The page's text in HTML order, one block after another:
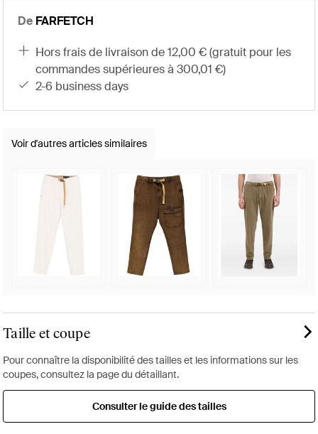
De FARFETCH
hors frais de livraison de 12,00 € (gratuit pour les
commandes supérieures à 300,01 €)
2-6 business days
Voir d'autres articles similaires
Taille et coupe
Pour connaître la disponibilité des tailles et les informations sur les
coupes, consultez la page du détaillant.
Consulter le guide des tailles